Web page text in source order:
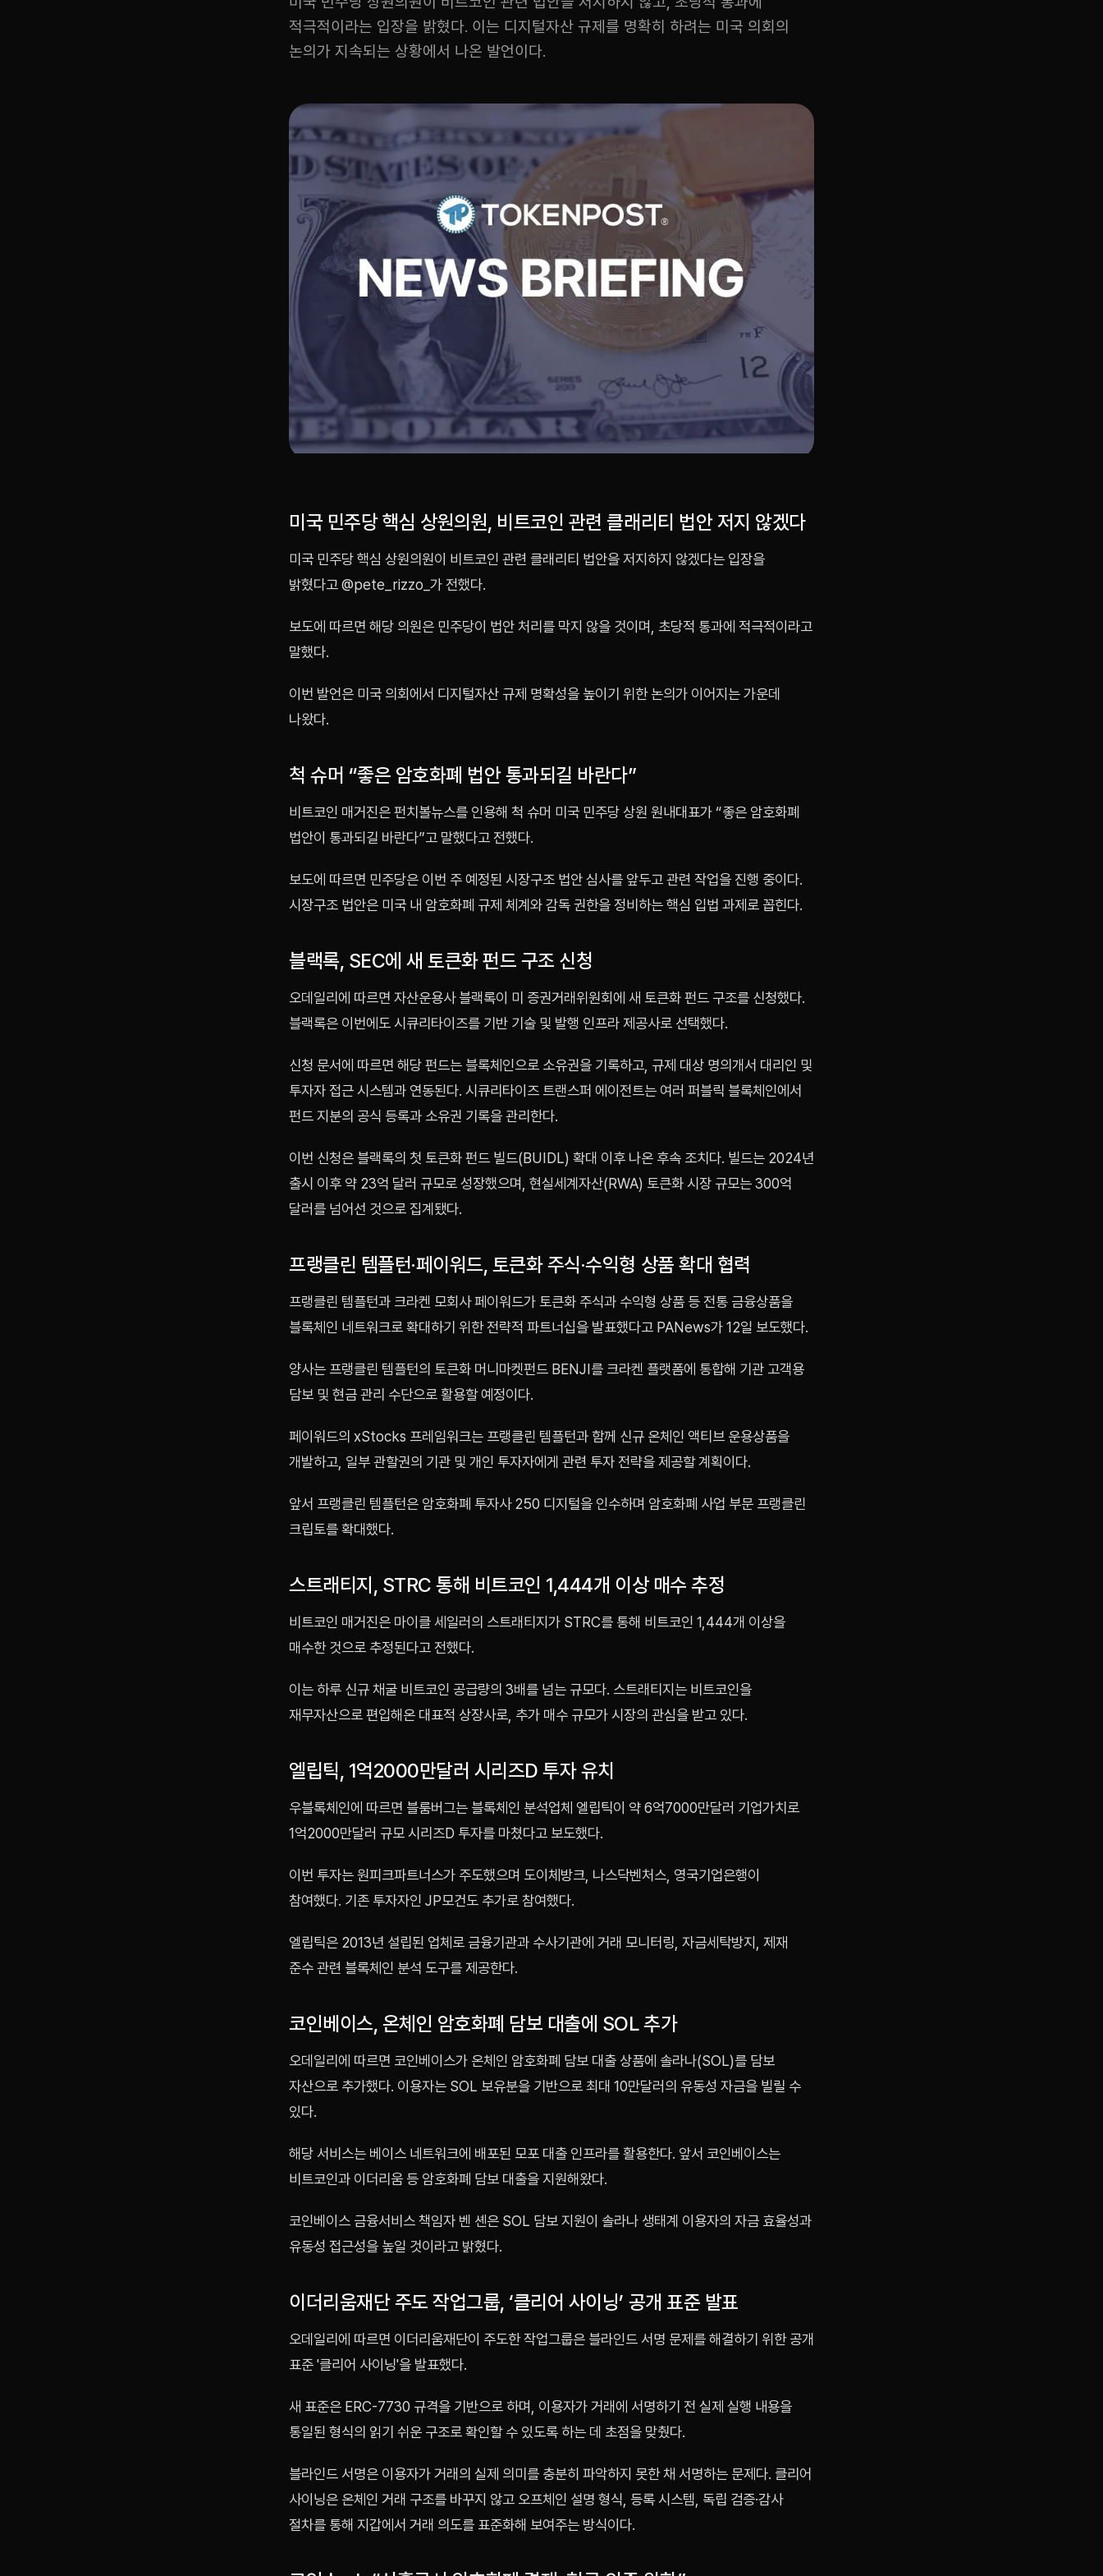
적극적이라는 입장을 밝혔다. 이는 디지털자산 규제를 명확히 하려는 미국 의회의
논의가 지속되는 상황에서 나온 발언이다.
미국 민주당 핵심 상원의원, 비트코인 관련 클래리티 법안 저지 않겠다
미국 민주당 핵심 상원의원이 비트코인 관련 클래리티 법안을 저지하지 않겠다는 입장을
밝혔다고 @pete_rizzo_가 전했다.
보도에 따르면 해당 의원은 민주당이 법안 처리를 막지 않을 것이며, 초당적 통과에 적극적이라고
말했다.
이번 발언은 미국 의회에서 디지털자산 규제 명확성을 높이기 위한 논의가 이어지는 가운데
나왔다.
척 슈머 “좋은 암호화폐 법안 통과되길 바란다”
비트코인 매거진은 펀치볼뉴스를 인용해 척 슈머 미국 민주당 상원 원내대표가 “좋은 암호화폐
법안이 통과되길 바란다”고 말했다고 전했다.
보도에 따르면 민주당은 이번 주 예정된 시장구조 법안 심사를 앞두고 관련 작업을 진행 중이다.
시장구조 법안은 미국 내 암호화폐 규제 체계와 감독 권한을 정비하는 핵심 입법 과제로 꼽힌다.
블랙록, SEC에 새 토큰화 펀드 구조 신청
오데일리에 따르면 자산운용사 블랙록이 미 증권거래위원회에 새 토큰화 펀드 구조를 신청했다.
블랙록은 이번에도 시큐리타이즈를 기반 기술 및 발행 인프라 제공사로 선택했다.
신청 문서에 따르면 해당 펀드는 블록체인으로 소유권을 기록하고, 규제 대상 명의개서 대리인 및
투자자 접근 시스템과 연동된다. 시큐리타이즈 트랜스퍼 에이전트는 여러 퍼블릭 블록체인에서
펀드 지분의 공식 등록과 소유권 기록을 관리한다.
이번 신청은 블랙록의 첫 토큰화 펀드 빌드(BUIDL) 확대 이후 나온 후속 조치다. 빌드는 2024년
출시 이후 약 23억 달러 규모로 성장했으며, 현실세계자산(RWA) 토큰화 시장 규모는 300억
달러를 넘어선 것으로 집계됐다.
프랭클린 템플턴·페이워드, 토큰화 주식·수익형 상품 확대 협력
프랭클린 템플턴과 크라켄 모회사 페이워드가 토큰화 주식과 수익형 상품 등 전통 금융상품을
블록체인 네트워크로 확대하기 위한 전략적 파트너십을 발표했다고 PANews가 12일 보도했다.
양사는 프랭클린 템플턴의 토큰화 머니마켓펀드 BENJI를 크라켄 플랫폼에 통합해 기관 고객용
담보 및 현금 관리 수단으로 활용할 예정이다.
페이워드의 xStocks 프레임워크는 프랭클린 템플턴과 함께 신규 온체인 액티브 운용상품을
개발하고, 일부 관할권의 기관 및 개인 투자자에게 관련 투자 전략을 제공할 계획이다.
앞서 프랭클린 템플턴은 암호화폐 투자사 250 디지털을 인수하며 암호화폐 사업 부문 프랭클린
크립토를 확대했다.
스트래티지, STRC 통해 비트코인 1,444개 이상 매수 추정
비트코인 매거진은 마이클 세일러의 스트래티지가 STRC를 통해 비트코인 1,444개 이상을
매수한 것으로 추정된다고 전했다.
이는 하루 신규 채굴 비트코인 공급량의 3배를 넘는 규모다. 스트래티지는 비트코인을
재무자산으로 편입해온 대표적 상장사로, 추가 매수 규모가 시장의 관심을 받고 있다.
엘립틱, 1억2000만달러 시리즈D 투자 유치
우블록체인에 따르면 블룸버그는 블록체인 분석업체 엘립틱이 약 6억7000만달러 기업가치로
1억2000만달러 규모 시리즈D 투자를 마쳤다고 보도했다.
이번 투자는 원피크파트너스가 주도했으며 도이체방크, 나스닥벤처스, 영국기업은행이
참여했다. 기존 투자자인 JP모건도 추가로 참여했다.
엘립틱은 2013년 설립된 업체로 금융기관과 수사기관에 거래 모니터링, 자금세탁방지, 제재
준수 관련 블록체인 분석 도구를 제공한다.
코인베이스, 온체인 암호화폐 담보 대출에 SOL 추가
오데일리에 따르면 코인베이스가 온체인 암호화폐 담보 대출 상품에 솔라나(SOL)를 담보
자산으로 추가했다. 이용자는 SOL 보유분을 기반으로 최대 10만달러의 유동성 자금을 빌릴 수
있다.
해당 서비스는 베이스 네트워크에 배포된 모포 대출 인프라를 활용한다. 앞서 코인베이스는
비트코인과 이더리움 등 암호화폐 담보 대출을 지원해왔다.
코인베이스 금융서비스 책임자 벤 셴은 SOL 담보 지원이 솔라나 생태계 이용자의 자금 효율성과
유동성 접근성을 높일 것이라고 밝혔다.
이더리움재단 주도 작업그룹, ‘클리어 사이닝’ 공개 표준 발표
오데일리에 따르면 이더리움재단이 주도한 작업그룹은 블라인드 서명 문제를 해결하기 위한 공개
표준 '클리어 사이닝'을 발표했다.
새 표준은 ERC-7730 규격을 기반으로 하며, 이용자가 거래에 서명하기 전 실제 실행 내용을
통일된 형식의 읽기 쉬운 구조로 확인할 수 있도록 하는 데 초점을 맞췄다.
블라인드 서명은 이용자가 거래의 실제 의미를 충분히 파악하지 못한 채 서명하는 문제다. 클리어
사이닝은 온체인 거래 구조를 바꾸지 않고 오프체인 설명 형식, 등록 시스템, 독립 검증·감사
절차를 통해 지갑에서 거래 의도를 표준화해 보여주는 방식이다.